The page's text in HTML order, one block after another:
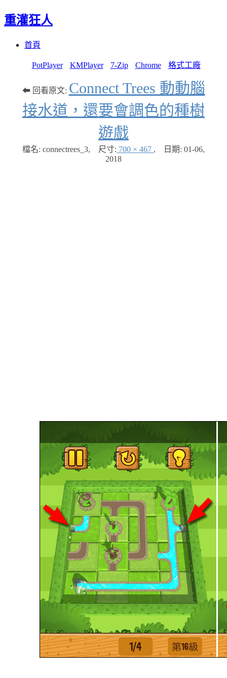
重灌狂人
首頁
PotPlayer KMPlayer 7-Zip Chrome 格式工廠
⬅ 回看原文: Connect Trees 動動腦
接水道，還要會調色的種樹
遊戲
檔名: connectrees_3, 尺寸: 700 × 467 , 日期: 01-06,
2018